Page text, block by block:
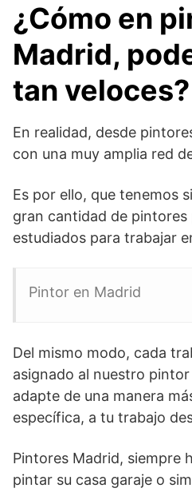
¿Cómo en
Madrid,
tan veloces?
En realidad, desde
con una muy amplia red
Es por ello, que tenemos
gran cantidad de pintores
estudiados para trabajar
Pintor en Madrid
Del mismo modo, cada
asignado al nuestro
adapte de una manera
específica, a tu trabajo
Pintores Madrid, siempre
pintar su casa garaje o